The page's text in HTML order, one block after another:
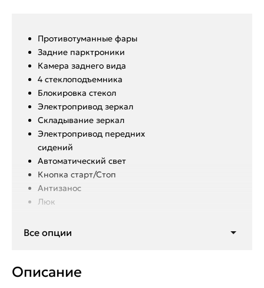
Противотуманные фары
Задние парктроники
Камера заднего вида
4 стеклоподъемника
Блокировка стекол
Электропривод зеркал
Складывание зеркал
Электропривод передних
сидений
Автоматический свет
Кнопка старт/Стоп
Антизанос
Люк
Бесключевой доступ
Климат контроль
Все опции
Описание